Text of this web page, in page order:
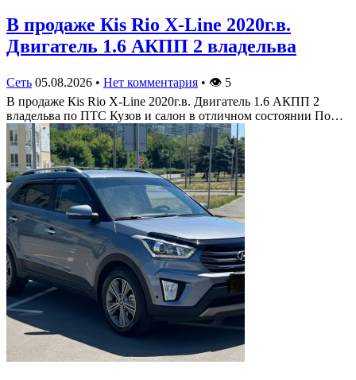
В продаже Кis Rio X-Line 2020г.в.
Двигатель 1.6 АКПП 2 владельва
Сеть 05.08.2026 • Нет комментария • 👁 5
В продаже Кis Rio X-Line 2020г.в. Двигатель 1.6 АКПП 2
владельва по ПТС Кузов и салон в отличном состоянии По…